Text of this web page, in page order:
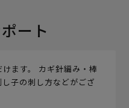
ート
ます。 カギ針編み・棒
子の刺し方などがござ